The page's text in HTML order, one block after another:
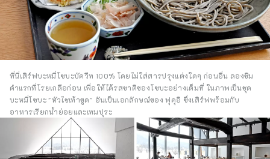
ที่นี่เสิร์ฟบะหมี่โซบะบัควีท 100% โดยไม่ใส่สารปรุงแต่งใดๆ ก่อนอื่น ลองชิม
คำแรกที่โรยเกลือก่อน เพื่อให้ได้รสชาติของโซบะอย่างเต็มที่ ในภาพเป็นชุด
บะหมี่โซบะ "หัวไชเท้าขูด" อันเป็นเอกลักษณ์ของ ฟุคุอิ ซึ่งเสิร์ฟพร้อมกับ
อาหารเรียกน้ำย่อยและเทมปุระ